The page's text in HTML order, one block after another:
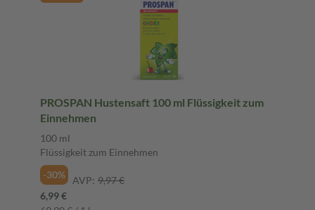
PROSPAN Hustensaft 100 ml Flüssigkeit zum
Einnehmen
100 ml
Flüssigkeit zum Einnehmen
-30%
AVP: 9,97 €
6,99 €